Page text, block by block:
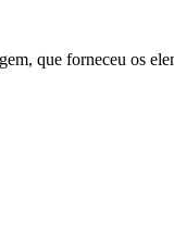
que forneceu os